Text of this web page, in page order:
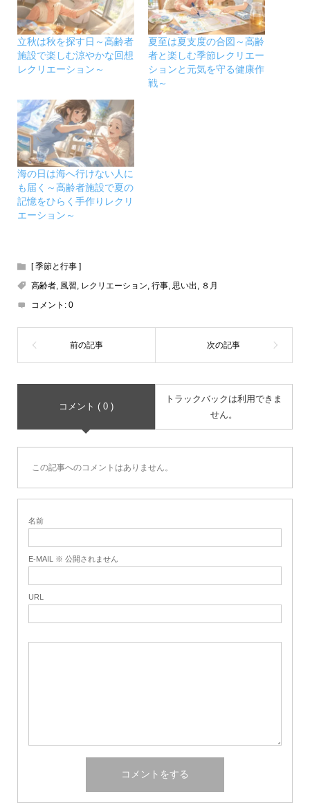
立秋は秋を探す日～高齢者
施設で楽しむ涼やかな回想
レクリエーション～
夏至は夏支度の合図～高齢
者と楽しむ季節レクリエー
ションと元気を守る健康作
戦～
海の日は海へ行けない人に
も届く～高齢者施設で夏の
記憶をひらく手作りレクリ
エーション～
[ 季節と行事 ]
高齢者, 風習 レクリエーション 行事, 思い出
８月
コメント: 0
コメント ( 0 )
トラックバックは利用できま
せん。
この記事へのコメントはありません。
名前
E-MAIL ※ 公開されません
URL